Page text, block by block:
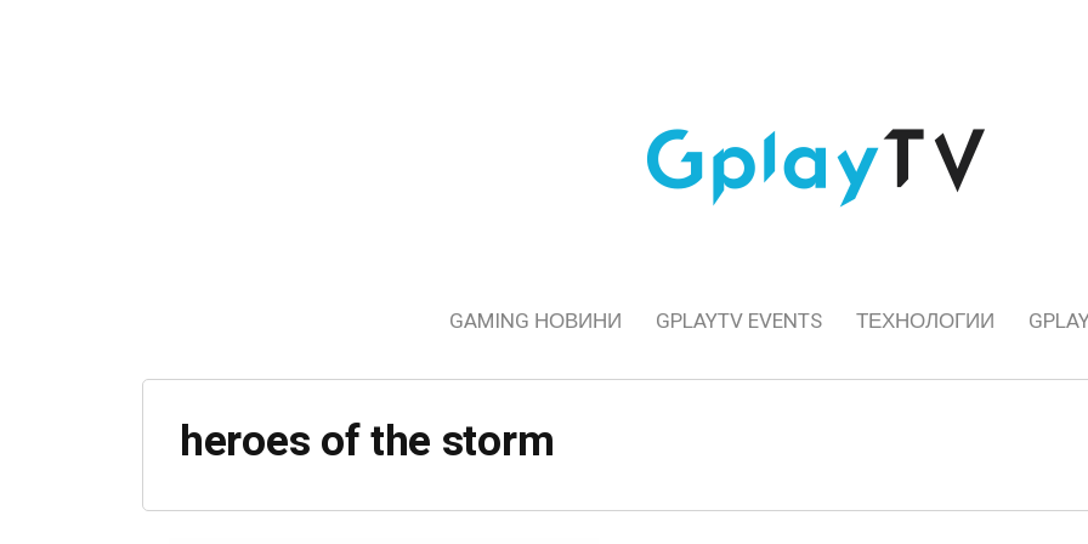
GAMING НОВИНИ GPLAYTV EVENTS ТЕХНОЛОГИИ
heroes of the storm